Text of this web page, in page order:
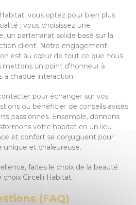
vous optez pour bien plus
; vous choisissez une
un partenariat solide basé sur la
client. Notre engagement
est au cœur de tout ce que nous
mettons un point d'honneur à
à chaque interaction.
pour échanger sur vos
ou bénéficier de conseils avisés
passionnés. Ensemble, donnons
votre habitat en un lieu
et confort se conjuguent pour
et chaleureuse.
faites le choix de la beauté
Circelli Habitat.
(FAQ)